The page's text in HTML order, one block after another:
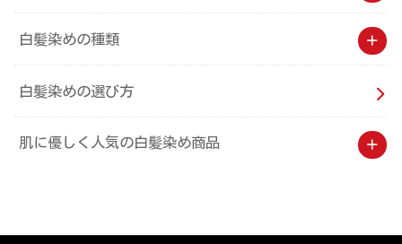
白髪染めの種類
白髪染めの選び方
肌に優しく人気の白髪染め商品